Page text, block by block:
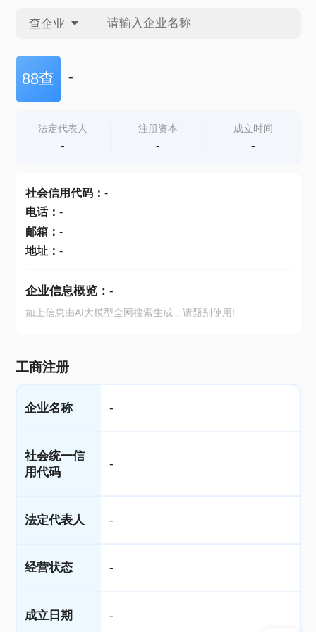
查企业
查企业
查产地
88查 -
法定代表人
-
注册资本
-
成立时间
-
社会信用代码： -
电话： -
邮箱： -
地址： -
企业信息概览： -
如上信息由AI大模型全网搜索生成，请甄别使用!
工商注册
企业名称 -
社会统一信
用代码
-
法定代表人 -
经营状态 -
成立日期 -